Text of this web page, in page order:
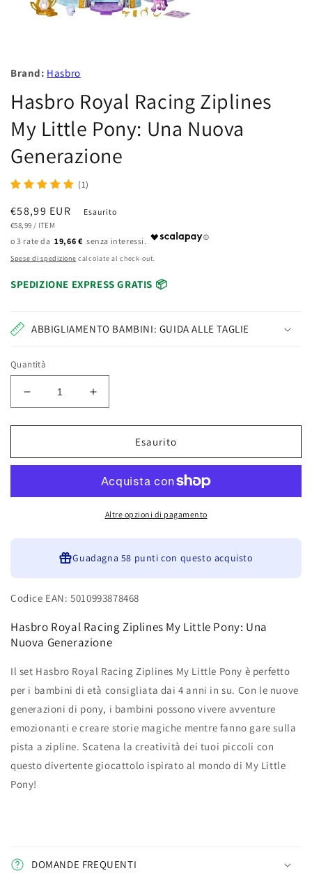
Brand: Hasbro
Hasbro Royal Racing Ziplines
My Little Pony: Una Nuova
Generazione
(1)
Prezzo
di
listino
€58,99 EUR
PREZZO
€58,99 / PER
ITEM
Esaurito
19,66 €
Spese di spedizione calcolate al check-out.
SPEDIZIONE EXPRESS GRATIS 📦
ABBIGLIAMENTO BAMBINI: GUIDA ALLE TAGLIE
Quantità
Diminuisci
quantità
per
Royal
My
Nuova
Aumenta
quantità
per
Royal
Ziplines
My
Little
Nuova
Esaurito
Altre opzioni di pagamento
Guadagna 58 punti con questo acquisto
Codice EAN: 5010993878468
Hasbro Royal Racing Ziplines My Little Pony: Una
Nuova Generazione
Il set Hasbro Royal Racing Ziplines My Little Pony è perfetto
per i bambini di età consigliata dai 4 anni in su. Con le nuove
generazioni di pony, i bambini possono vivere avventure
emozionanti e creare storie magiche mentre fanno gare sulla
pista a zipline. Scatena la creatività dei tuoi piccoli con
questo divertente giocattolo ispirato al mondo di My Little
Pony!
DOMANDE FREQUENTI